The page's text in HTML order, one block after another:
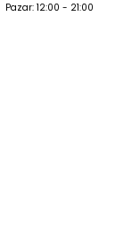
Pazar: 12:00 - 21:00